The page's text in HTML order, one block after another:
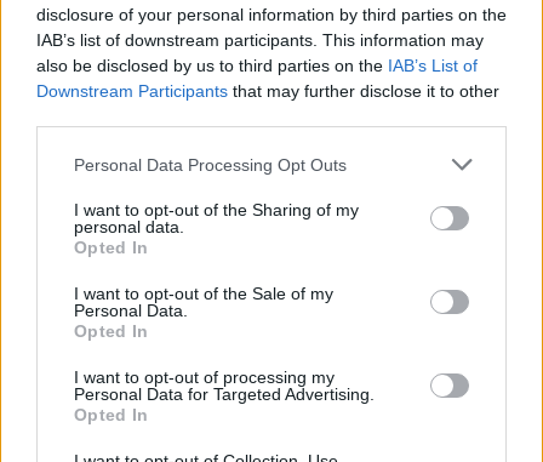
disclosure of your personal information by third parties on the
IAB’s list of downstream participants. This information may
also be disclosed by us to third parties on the IAB’s List of
Downstream Participants that may further disclose it to other
Personal Data Processing Opt Outs
I want to opt-out of the Sharing of my
personal data.
Opted In
I want to opt-out of the Sale of my
Personal Data.
Opted In
I want to opt-out of processing my
Personal Data for Targeted Advertising.
Opted In
Εγγραφή στο newsletter
Αποδέχομαι τους
και την πολιτική απορρήτου
X